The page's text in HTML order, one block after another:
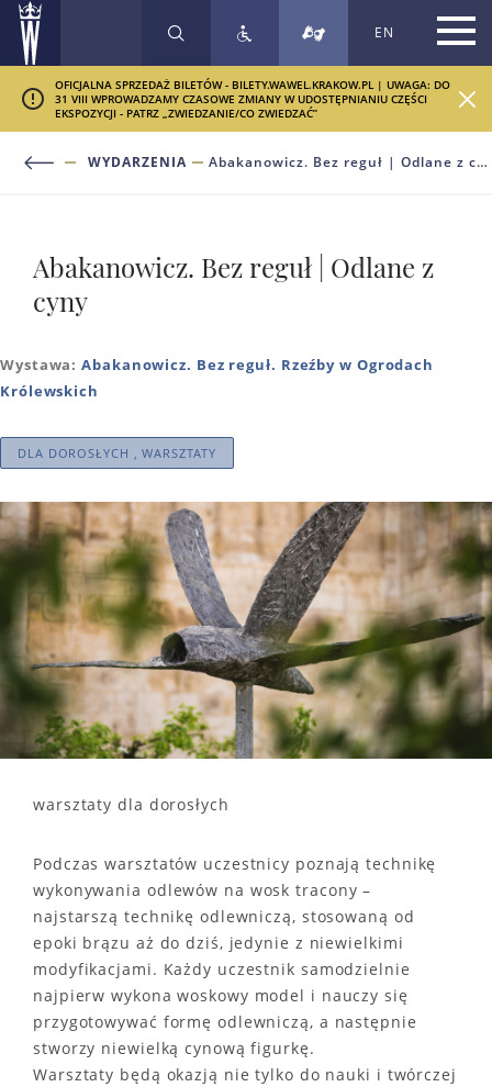
SZUKAJ EN
OFICJALNA SPRZEDAŻ BILETÓW - BILETY.WAWEL.KRAKOW.PL | UWAGA: DO
31 VIII WPROWADZAMY CZASOWE ZMIANY W UDOSTĘPNIANIU CZĘŚCI
EKSPOZYCJI - PATRZ „ZWIEDZANIE/CO ZWIEDZAĆ”
WYDARZENIA Abakanowicz. Bez reguł | Odlane z cyny
Abakanowicz. Bez reguł | Odlane z
cyny
Wystawa:Abakanowicz. Bez reguł. Rzeźby w Ogrodach
Królewskich
DLA DOROSŁYCH , WARSZTATY
warsztaty dla dorosłych
Podczas warsztatów uczestnicy poznają technikę
wykonywania odlewów na wosk tracony –
najstarszą technikę odlewniczą, stosowaną od
epoki brązu aż do dziś, jedynie z niewielkimi
modyfikacjami. Każdy uczestnik samodzielnie
najpierw wykona woskowy model i nauczy się
przygotowywać formę odlewniczą, a następnie
stworzy niewielką cynową figurkę.
Warsztaty będą okazją nie tylko do nauki i twórczej